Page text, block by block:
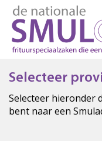
Selecteer
Selecteer hieronder
bent naar een